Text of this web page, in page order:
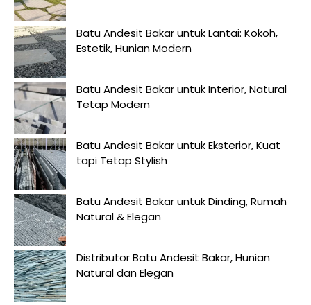
Batu Andesit Bakar untuk Lantai: Kokoh,
Estetik, Hunian Modern
Batu Andesit Bakar untuk Interior, Natural
Tetap Modern
Batu Andesit Bakar untuk Eksterior, Kuat
tapi Tetap Stylish
Batu Andesit Bakar untuk Dinding, Rumah
Natural & Elegan
Distributor Batu Andesit Bakar, Hunian
Natural dan Elegan